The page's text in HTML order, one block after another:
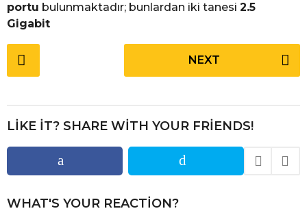
portu bulunmaktadır; bunlardan iki tanesi 2.5
Gigabit
o
P
a
i
n
a
NEXT
LIKE IT? SHARE WITH YOUR FRIENDS!
WHAT'S YOUR REACTION?